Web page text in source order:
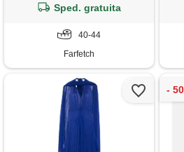
Sped. gratuita
40-44
Farfetch